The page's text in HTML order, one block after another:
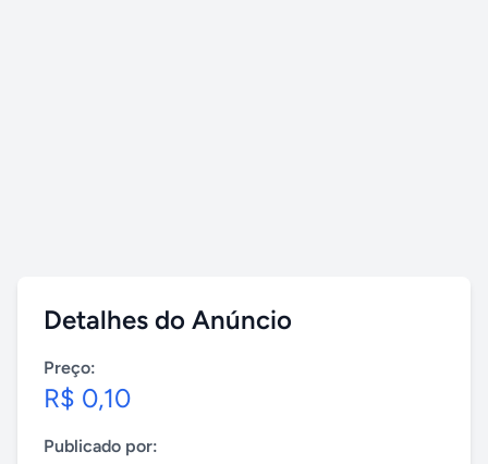
Detalhes do Anúncio
Preço:
R$ 0,10
Publicado por: